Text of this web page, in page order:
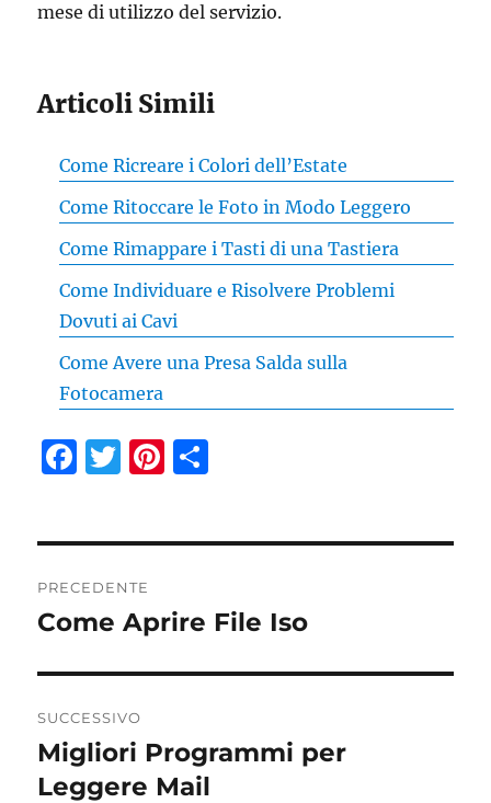
mese di utilizzo del servizio.
Articoli Simili
Come Ricreare i Colori dell’Estate
Come Ritoccare le Foto in Modo Leggero
Come Rimappare i Tasti di una Tastiera
Come Individuare e Risolvere Problemi
Dovuti ai Cavi
Come Avere una Presa Salda sulla
Fotocamera
F
b
o
o
k
T
r
Pi
di
articoli
PRECEDENTE
Articolo
Come Aprire File Iso
SUCCESSIVO
Articolo
successivo:
Migliori Programmi per
Leggere Mail